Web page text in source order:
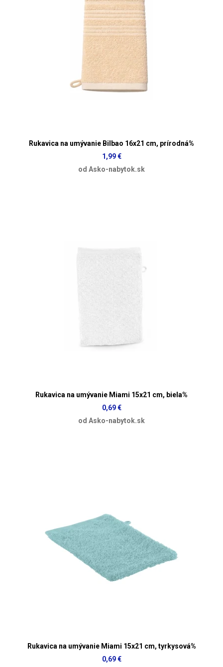
Rukavica na umývanie Bilbao 16x21 cm, prírodná%
1,99 €
od Asko-nabytok.sk
Rukavica na umývanie Miami 15x21 cm, biela%
0,69 €
od Asko-nabytok.sk
Rukavica na umývanie Miami 15x21 cm, tyrkysová%
0,69 €